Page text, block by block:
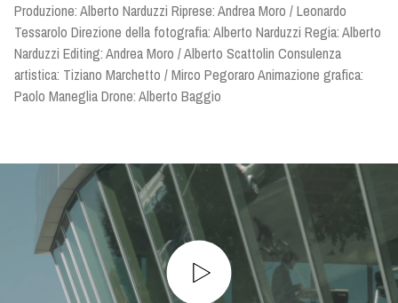
Produzione: Alberto Narduzzi Riprese: Andrea Moro / Leonardo
Tessarolo Direzione della fotografia: Alberto Narduzzi Regia: Alberto
Narduzzi Editing: Andrea Moro / Alberto Scattolin Consulenza
artistica: Tiziano Marchetto / Mirco Pegoraro Animazione grafica:
Paolo Maneglia Drone: Alberto Baggio